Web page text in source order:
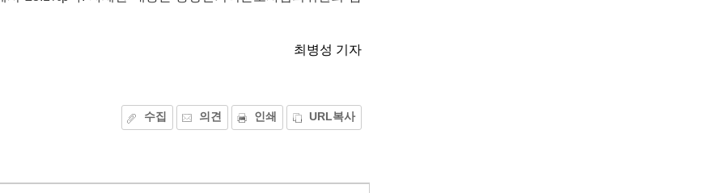
최병성 기자
수집 의견 인쇄 URL복사